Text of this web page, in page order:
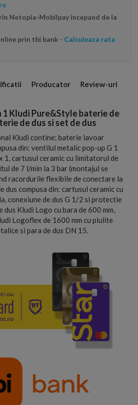
Netopia-Mobilpay incepand de la
prin tbi bank - Calculeaza rata
Producator Review-uri
1 Kludi Pure&Style baterie de
de dus si set de dus
Kludi contine; baterie lavoar
din: ventilul metalic pop-up G 1
cartusul ceramic cu limitatorul de
de 7 l/min la 3 bar (montajul se
racordurile flexibile de conectare la
dus compusa din: cartusul ceramic cu
conexiune de dus G 1/2 si protectie
Kludi Logo cu bara de 600 mm,
Logoflex de 1600 mm cu piulite
si para de dus DN 15.